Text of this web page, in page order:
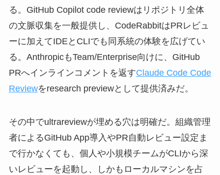
る。GitHub Copilot code reviewはリポジトリ全体
の文脈収集を一般提供し、CodeRabbitはPRレビュ
ーに加えてIDEとCLIでも同系統の体験を広げてい
る。AnthropicもTeam/Enterprise向けに、GitHub
PRへインラインコメントを返すClaude Code Code
Reviewをresearch previewとして提供済みだ。
その中でultrareviewが埋める穴は明確だ。組織管理
者によるGitHub App導入やPR自動レビュー設定ま
で行かなくても、個人や小規模チームがCLIから深
いレビューを起動し、しかもローカルマシンを占